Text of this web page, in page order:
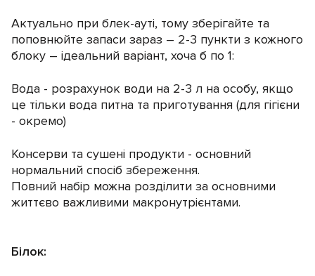
Актуально при блек-ауті, тому зберігайте та
поповнюйте запаси зараз – 2-3 пункти з кожного
блоку – ідеальний варіант, хоча б по 1:
Вода - розрахунок води на 2-3 л на особу, якщо
це тільки вода питна та приготування (для гігієни
- окремо)
Консерви та сушені продукти - основний
нормальний спосіб збереження.
Повний набір можна розділити за основними
життєво важливими макронутрієнтами.
Білок: